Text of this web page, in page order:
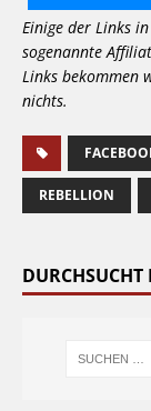
Einige der Links
sogenannte
Links bekommen
nichts.
REBELLION
DURCHSUCHT